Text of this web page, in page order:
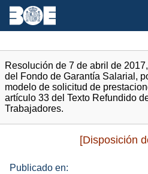
Resolución de 7 de abril de
del Fondo de Garantía Salarial,
modelo de solicitud de
artículo 33 del Texto Refundido
Trabajadores.
[Disposición
Publicado en: